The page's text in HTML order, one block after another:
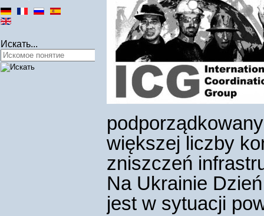
Искать...
większej liczby
zniszczeń
Na Ukrainie
jest w sytuacji